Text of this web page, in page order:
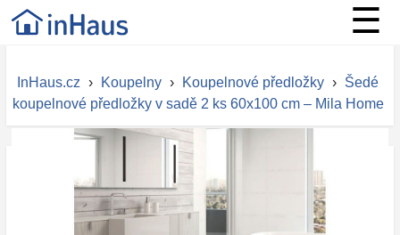
☰
InHaus.cz › Koupelny › Koupelnové předložky › Šedé
koupelnové předložky v sadě 2 ks 60x100 cm – Mila Home